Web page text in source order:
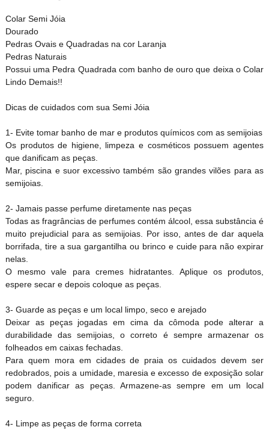
Colar Semi Jóia
Dourado
Pedras Ovais e Quadradas na cor Laranja
Pedras Naturais
Possui uma Pedra Quadrada com banho de ouro que deixa o Colar
Lindo Demais!!
Dicas de cuidados com sua Semi Jóia
1- Evite tomar banho de mar e produtos químicos com as semijoias
Os produtos de higiene, limpeza e cosméticos possuem agentes
que danificam as peças.
Mar, piscina e suor excessivo também são grandes vilões para as
semijoias.
2- Jamais passe perfume diretamente nas peças
Todas as fragrâncias de perfumes contém álcool, essa substância é
muito prejudicial para as semijoias. Por isso, antes de dar aquela
borrifada, tire a sua gargantilha ou brinco e cuide para não expirar
nelas.
O mesmo vale para cremes hidratantes. Aplique os produtos,
espere secar e depois coloque as peças.
3- Guarde as peças e um local limpo, seco e arejado
Deixar as peças jogadas em cima da cômoda pode alterar a
durabilidade das semijoias, o correto é sempre armazenar os
folheados em caixas fechadas.
Para quem mora em cidades de praia os cuidados devem ser
redobrados, pois a umidade, maresia e excesso de exposição solar
podem danificar as peças. Armazene-as sempre em um local
seguro.
4- Limpe as peças de forma correta